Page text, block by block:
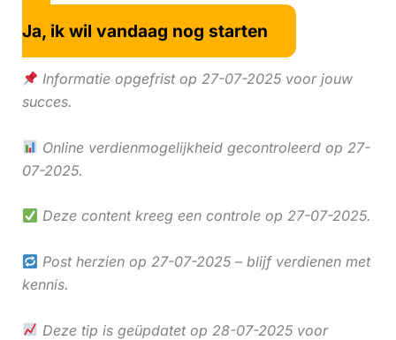
Ja, ik wil vandaag nog starten
Informatie opgefrist op 27-07-2025 voor jouw
succes.
Online verdienmogelijkheid gecontroleerd op 27-
07-2025.
Deze content kreeg een controle op 27-07-2025.
Post herzien op 27-07-2025 – blijf verdienen met
kennis.
Deze tip is geüpdatet op 28-07-2025 voor